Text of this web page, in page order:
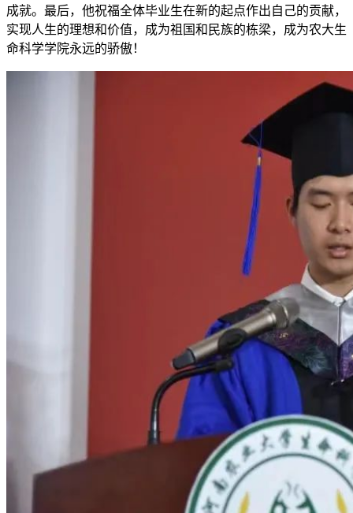
成就。最后，他祝福全体毕业生在新的起点作出自己的贡献，
实现人生的理想和价值，成为祖国和民族的栋梁，成为农大生
命科学学院永远的骄傲！